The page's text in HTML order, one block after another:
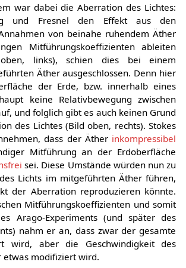
war dabei die Aberration des Lichtes:
und Fresnel den Effekt aus den
von beinahe ruhendem Äther
Mitführungskoeffizienten ableiten
links), schien dies bei einem
Äther ausgeschlossen. Denn hier
der Erde, bzw. innerhalb eines
keine Relativbewegung zwischen
und folglich gibt es auch keinen Grund
des Lichtes (Bild oben, rechts). Stokes
dass der Äther inkompressibel
Mitführung an der Erdoberfläche
sei. Diese Umstände würden nun zu
Lichts im mitgeführten Äther führen,
der Aberration reproduzieren könnte.
Mitführungskoeffizienten und somit
Arago-Experiments (und später des
nahm er an, dass zwar der gesamte
wird, aber die Geschwindigkeit des
etwas modifiziert wird.